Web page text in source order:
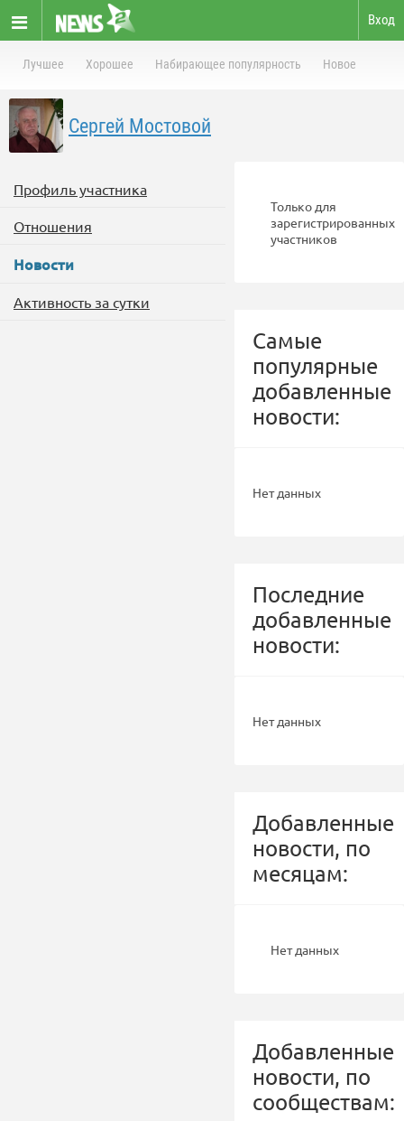
Вход
Лучшее Хорошее Набирающее популярность Новое
Сергей Мостовой
Профиль участника
Отношения
Новости
Активность за сутки
Только для
зарегистрированных
участников
Самые
популярные
добавленные
новости:
Нет данных
Последние
добавленные
новости:
Нет данных
Добавленные
новости, по
месяцам:
Нет данных
Добавленные
новости, по
сообществам: